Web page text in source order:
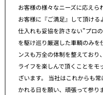
お客様の様々なニーズに応えら
お客様に『ご満足』して頂ける
仕入れも妥協を許さない”プロ
を駆け巡り厳選した車輌のみ
ンスも万全の体制を整えてお
ライフを楽しんで頂くことを
ざいます。 当社はこれからも
かれる日を願い、頑張って参り